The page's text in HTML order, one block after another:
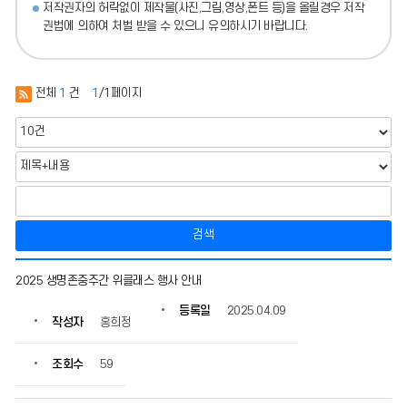
저작권자의 허락없이 제작물(사진,그림,영상,폰트 등)을 올릴경우 저작
권법에 의하여 처벌 받을 수 있으니 유의하시기 바랍니다.
전체 1 건 1 /1페이지
검색
음
안
게
2025 생명존중주간 위클래스 행사 안내
작성자 홍희정
등록일 2025.04.09
조회수 59